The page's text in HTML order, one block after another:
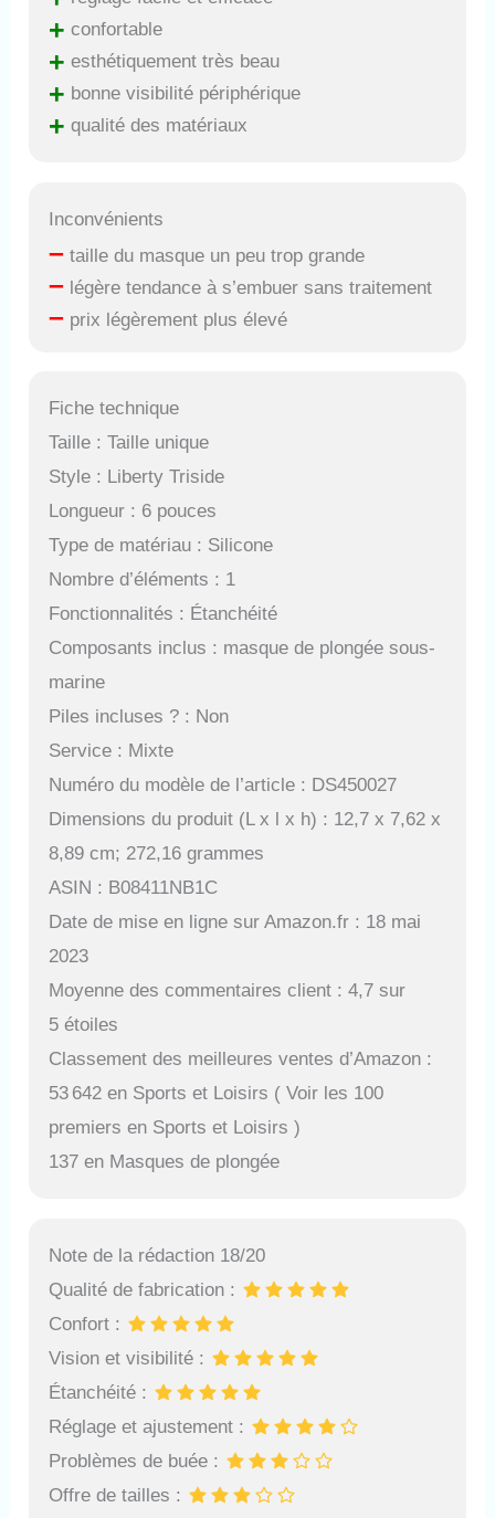
+ confortable
+ esthétiquement très beau
+ bonne visibilité périphérique
+ qualité des matériaux
Inconvénients
– taille du masque un peu trop grande
– légère tendance à s’embuer sans traitement
– prix légèrement plus élevé
Fiche technique
Taille : Taille unique
Style : Liberty Triside
Longueur : 6 pouces
Type de matériau : Silicone
Nombre d’éléments : 1
Fonctionnalités : Étanchéité
Composants inclus : masque de plongée sous-
marine
Piles incluses ? : Non
Service : Mixte
Numéro du modèle de l’article : DS450027
Dimensions du produit (L x l x h) : 12,7 x 7,62 x
8,89 cm; 272,16 grammes
ASIN : B08411NB1C
Date de mise en ligne sur Amazon.fr : 18 mai
2023
Moyenne des commentaires client : 4,7 sur
5 étoiles
Classement des meilleures ventes d’Amazon :
53 642 en Sports et Loisirs ( Voir les 100
premiers en Sports et Loisirs )
137 en Masques de plongée
Note de la rédaction 18/20
Qualité de fabrication :
Confort :
Vision et visibilité :
Étanchéité :
Réglage et ajustement :
Problèmes de buée :
Offre de tailles :